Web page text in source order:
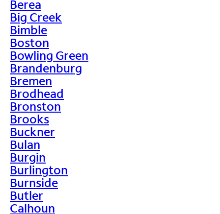
Berea
Big Creek
Bimble
Boston
Bowling Green
Brandenburg
Bremen
Brodhead
Bronston
Brooks
Buckner
Bulan
Burgin
Burlington
Burnside
Butler
Calhoun